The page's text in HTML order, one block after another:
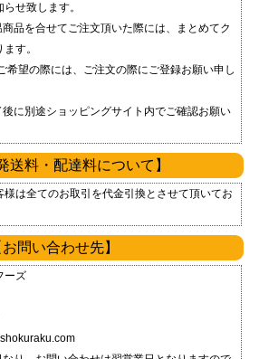
せ致します。
品を合せてご注文頂いた際には、まとめてク
す。
望の際には、ご注文の際にご登録お願い申し
に別途ショッピングサイト内でご確認お願い
送料・配達料について】
は全てのお取引を代金引換とさせて頂いてお
お問い合わせ先】
ーズ